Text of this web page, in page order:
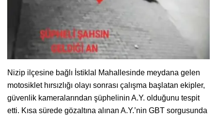
Nizip ilçesine bağlı İstiklal Mahallesinde meydana gelen
motosiklet hırsızlığı olayı sonrası çalışma başlatan ekipler,
güvenlik kameralarından şüphelinin A.Y. olduğunu tespit
etti. Kısa sürede gözaltına alınan A.Y.’nin GBT sorgusunda